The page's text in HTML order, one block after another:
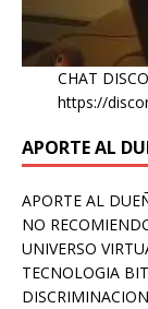
CHAT
https://
APORTE AL
APORTE AL
NO
UNIVERSO
TECNOLOGIA